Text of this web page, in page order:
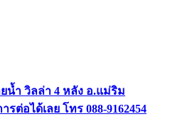
น้ำ วิลล่า 4 หลัง อ.แม่ริม
ต่อได้เลย โทร 088-9162454